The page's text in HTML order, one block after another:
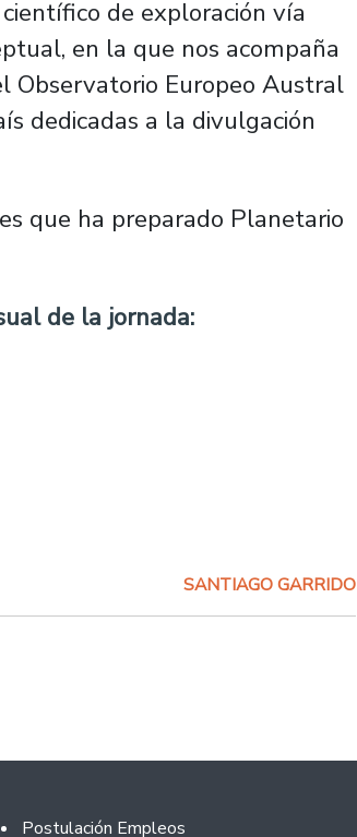
de exploración vía
en la que nos acompaña
Observatorio Europeo Austral
dedicadas a la divulgación
que ha preparado Planetario
de la jornada:
SANTIAGO GARRIDO
Footer
Postulación Empleos